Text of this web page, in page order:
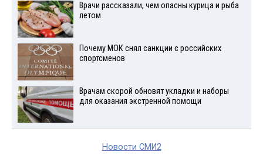
Врачи рассказали, чем опасны курица и рыба
летом
Почему МОК снял санкции с российских
спортсменов
Врачам скорой обновят укладки и наборы
для оказания экстренной помощи
Новости СМИ2